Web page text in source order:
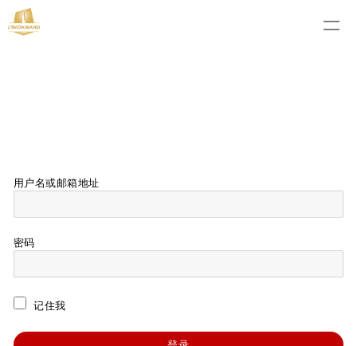
用户名或邮箱地址
密码
记住我